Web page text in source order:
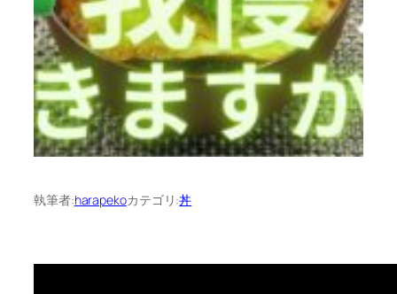
執筆者:harapekoカテゴリ:丼